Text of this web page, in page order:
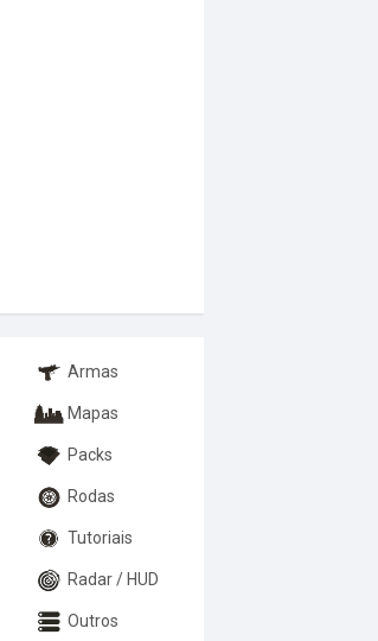
Armas
Mapas
Packs
Rodas
Tutoriais
Radar / HUD
Outros